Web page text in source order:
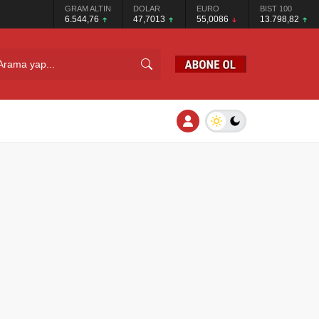
GRAM ALTIN
6.544,76
DOLAR
47,7013
EURO
55,0086
BIST 100
13.798,82